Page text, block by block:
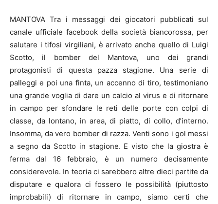
MANTOVA Tra i messaggi dei giocatori pubblicati sul
canale ufficiale facebook della società biancorossa, per
salutare i tifosi virgiliani, è arrivato anche quello di Luigi
Scotto, il bomber del Mantova, uno dei grandi
protagonisti di questa pazza stagione. Una serie di
palleggi e poi una finta, un accenno di tiro, testimoniano
una grande voglia di dare un calcio al virus e di ritornare
in campo per sfondare le reti delle porte con colpi di
classe, da lontano, in area, di piatto, di collo, d’interno.
Insomma, da vero bomber di razza. Venti sono i gol messi
a segno da Scotto in stagione. E visto che la giostra è
ferma dal 16 febbraio, è un numero decisamente
considerevole. In teoria ci sarebbero altre dieci partite da
disputare e qualora ci fossero le possibilità (piuttosto
improbabili) di ritornare in campo, siamo certi che